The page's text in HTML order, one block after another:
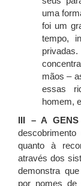
uma
foi um
tempo,
mãos –
essas
homem,
III – A GENS
quanto à
através dos
demonstra
por nomes